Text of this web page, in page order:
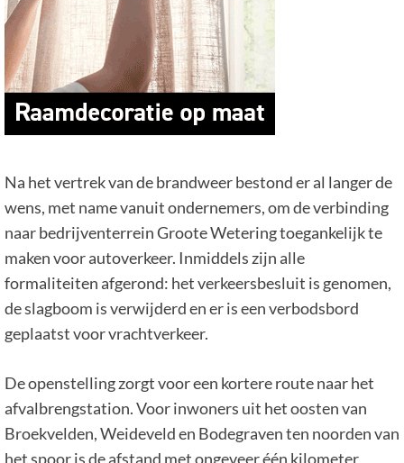
Na het vertrek van de brandweer bestond er al langer de
wens, met name vanuit ondernemers, om de verbinding
naar bedrijventerrein Groote Wetering toegankelijk te
maken voor autoverkeer. Inmiddels zijn alle
formaliteiten afgerond: het verkeersbesluit is genomen,
de slagboom is verwijderd en er is een verbodsbord
geplaatst voor vrachtverkeer.
De openstelling zorgt voor een kortere route naar het
afvalbrengstation. Voor inwoners uit het oosten van
Broekvelden, Weideveld en Bodegraven ten noorden van
het spoor is de afstand met ongeveer één kilometer